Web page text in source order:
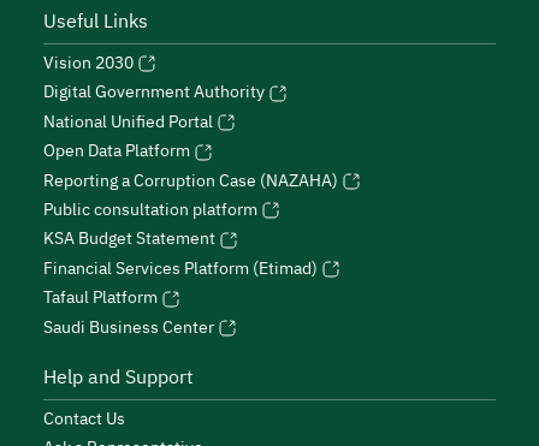
Useful Links
Vision 2030
Digital Government Authority
National Unified Portal
Open Data Platform
Reporting a Corruption Case (NAZAHA)
Public consultation platform
KSA Budget Statement
Financial Services Platform (Etimad)
Tafaul Platform
Saudi Business Center
Help and Support
Contact Us